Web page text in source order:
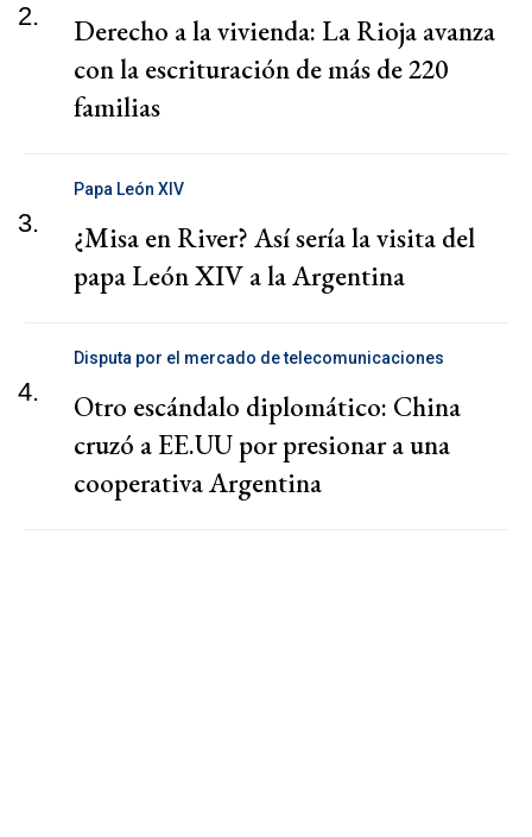
2.
Derecho a la vivienda: La Rioja avanza
con la escrituración de más de 220
familias
3.
Papa León XIV
¿Misa en River? Así sería la visita del
papa León XIV a la Argentina
4.
Disputa por el mercado de telecomunicaciones
Otro escándalo diplomático: China
cruzó a EE.UU por presionar a una
cooperativa Argentina